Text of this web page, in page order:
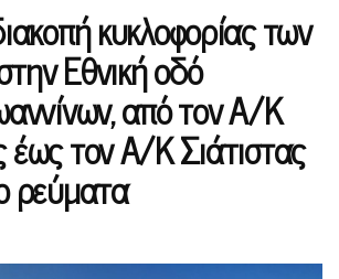
κυκλοφορίας των
Εθνική οδό
από τον Α/Κ
έως τον Α/Κ Σιάτιστας
ρεύματα